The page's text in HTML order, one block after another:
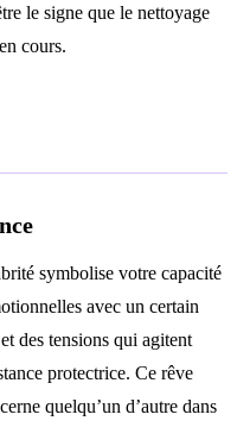
le signe que le nettoyage
cours.
symbolise votre capacité
avec un certain
des tensions qui agitent
protectrice. Ce rêve
quelqu’un d’autre dans